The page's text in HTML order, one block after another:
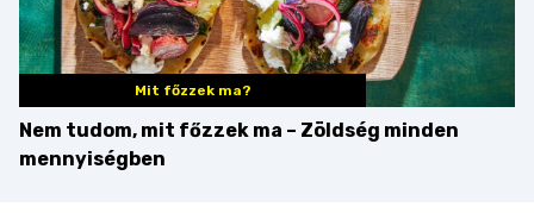
Mit főzzek ma?
Nem tudom, mit főzzek ma – Zöldség minden
mennyiségben